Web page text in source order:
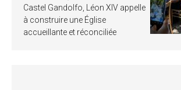
Castel Gandolfo, Léon XIV appelle
à construire une Église
accueillante et réconciliée